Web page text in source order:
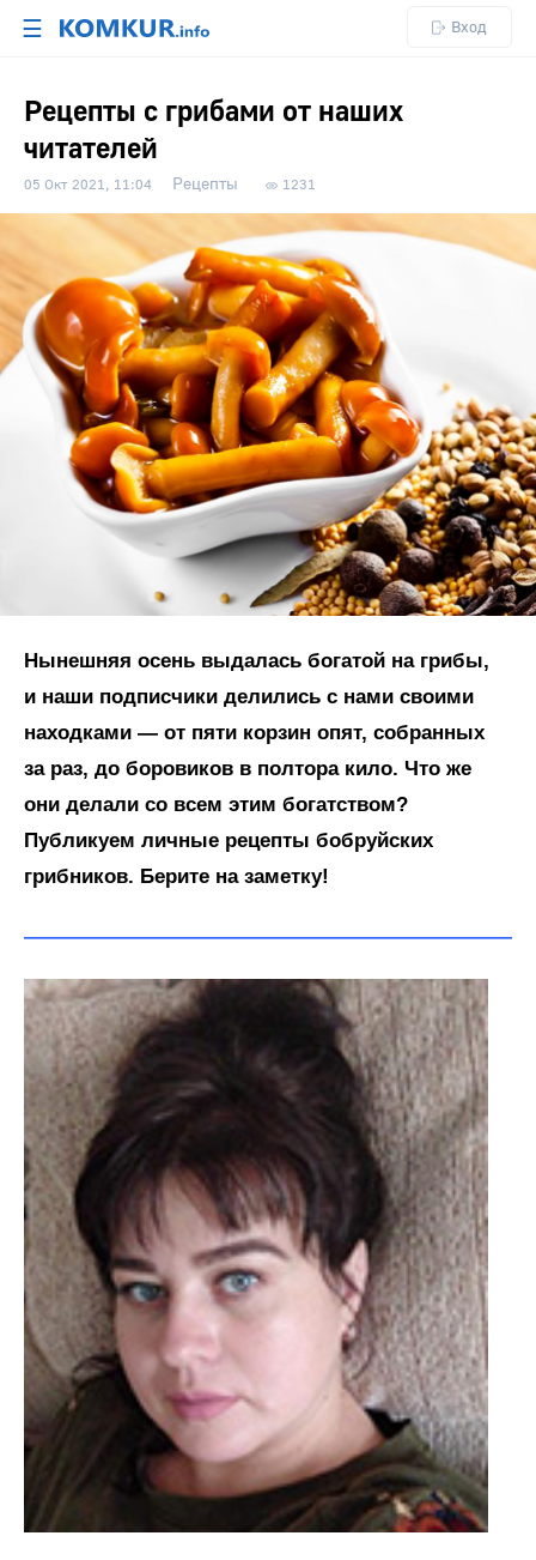
☰ Вход
Рецепты с грибами от наших
читателей
05 Окт 2021, 11:04 Рецепты 1231
Нынешняя осень выдалась богатой на грибы,
и наши подписчики делились с нами своими
находками — от пяти корзин опят, собранных
за раз, до боровиков в полтора кило. Что же
они делали со всем этим богатством?
Публикуем личные рецепты бобруйских
грибников. Берите на заметку!